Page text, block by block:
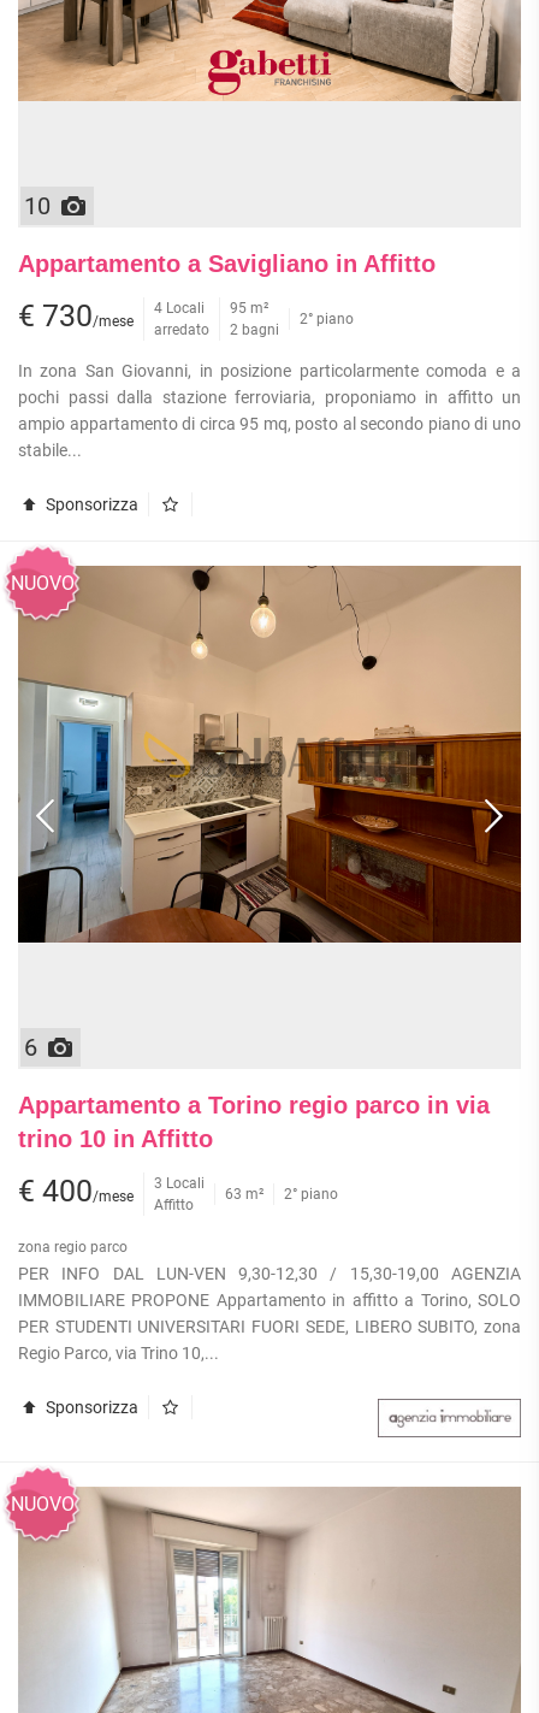
10
Appartamento a Savigliano in Affitto
€ 730/mese
4 Locali
arredato
95 m²
2 bagni
2° piano
In zona San Giovanni, in posizione particolarmente comoda e a
pochi passi dalla stazione ferroviaria, proponiamo in affitto un
ampio appartamento di circa 95 mq, posto al secondo piano di uno
stabile...
Sponsorizza
6
NUOVO
Appartamento a Torino regio parco in via
trino 10 in Affitto
€ 400/mese
3 Locali
Affitto
63 m² 2° piano
zona regio parco
PER INFO DAL LUN-VEN 9,30-12,30 / 15,30-19,00 AGENZIA
IMMOBILIARE PROPONE Appartamento in affitto a Torino, SOLO
PER STUDENTI UNIVERSITARI FUORI SEDE, LIBERO SUBITO, zona
Regio Parco, via Trino 10,...
Sponsorizza
NUOVO